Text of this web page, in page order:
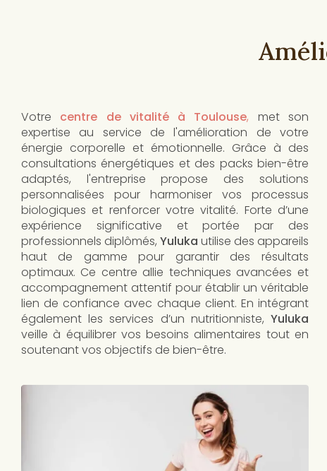
Votre centre de vitalité à Toulouse, met son
expertise au service de l'amélioration de votre
énergie corporelle et émotionnelle. Grâce à des
consultations énergétiques et des packs bien-être
adaptés, l'entreprise propose des solutions
personnalisées pour harmoniser vos processus
biologiques et renforcer votre vitalité. Forte d’une
expérience significative et portée par des
professionnels diplômés, Yuluka utilise des appareils
haut de gamme pour garantir des résultats
optimaux. Ce centre allie techniques avancées et
accompagnement attentif pour établir un véritable
lien de confiance avec chaque client. En intégrant
également les services d’un nutritionniste, Yuluka
veille à équilibrer vos besoins alimentaires tout en
soutenant vos objectifs de bien-être.